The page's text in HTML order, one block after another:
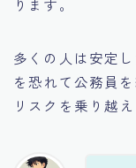
ります。
多くの人は安定
を恐れて公務員
リスクを乗り越